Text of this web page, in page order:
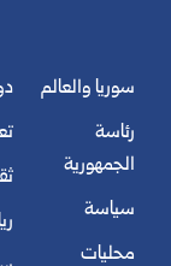
سوريا والعالم
رئاسة
الجمهورية
سياسة
محليات